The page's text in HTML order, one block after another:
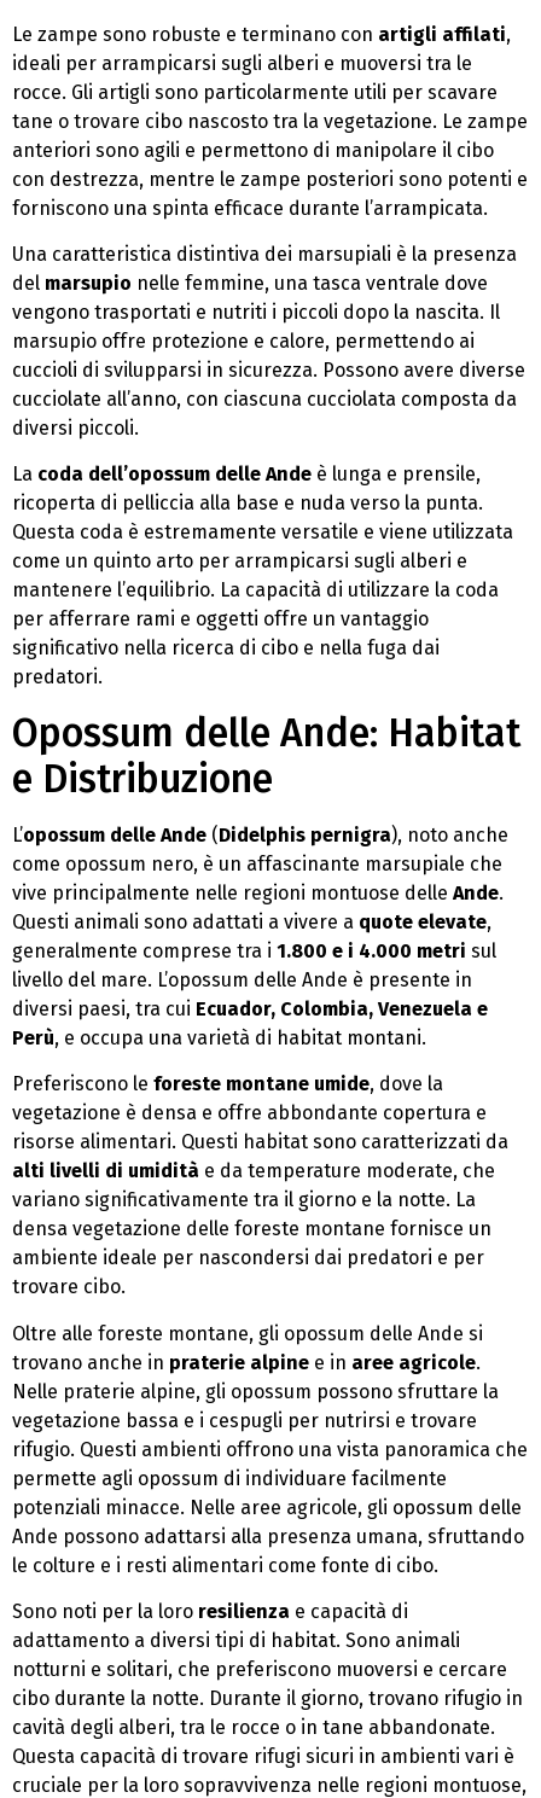
Le zampe sono robuste e terminano con artigli affilati,
ideali per arrampicarsi sugli alberi e muoversi tra le
rocce. Gli artigli sono particolarmente utili per scavare
tane o trovare cibo nascosto tra la vegetazione. Le zampe
anteriori sono agili e permettono di manipolare il cibo
con destrezza, mentre le zampe posteriori sono potenti e
forniscono una spinta efficace durante l’arrampicata.
Una caratteristica distintiva dei marsupiali è la presenza
del marsupio nelle femmine, una tasca ventrale dove
vengono trasportati e nutriti i piccoli dopo la nascita. Il
marsupio offre protezione e calore, permettendo ai
cuccioli di svilupparsi in sicurezza. Possono avere diverse
cucciolate all’anno, con ciascuna cucciolata composta da
diversi piccoli.
La coda dell’opossum delle Ande è lunga e prensile,
ricoperta di pelliccia alla base e nuda verso la punta.
Questa coda è estremamente versatile e viene utilizzata
come un quinto arto per arrampicarsi sugli alberi e
mantenere l’equilibrio. La capacità di utilizzare la coda
per afferrare rami e oggetti offre un vantaggio
significativo nella ricerca di cibo e nella fuga dai
predatori.
Opossum delle Ande: Habitat
e Distribuzione
L’opossum delle Ande (Didelphis pernigra), noto anche
come opossum nero, è un affascinante marsupiale che
vive principalmente nelle regioni montuose delle Ande.
Questi animali sono adattati a vivere a quote elevate,
generalmente comprese tra i 1.800 e i 4.000 metri sul
livello del mare. L’opossum delle Ande è presente in
diversi paesi, tra cui Ecuador, Colombia, Venezuela e
Perù, e occupa una varietà di habitat montani.
Preferiscono le foreste montane umide, dove la
vegetazione è densa e offre abbondante copertura e
risorse alimentari. Questi habitat sono caratterizzati da
alti livelli di umidità e da temperature moderate, che
variano significativamente tra il giorno e la notte. La
densa vegetazione delle foreste montane fornisce un
ambiente ideale per nascondersi dai predatori e per
trovare cibo.
Oltre alle foreste montane, gli opossum delle Ande si
trovano anche in praterie alpine e in aree agricole.
Nelle praterie alpine, gli opossum possono sfruttare la
vegetazione bassa e i cespugli per nutrirsi e trovare
rifugio. Questi ambienti offrono una vista panoramica che
permette agli opossum di individuare facilmente
potenziali minacce. Nelle aree agricole, gli opossum delle
Ande possono adattarsi alla presenza umana, sfruttando
le colture e i resti alimentari come fonte di cibo.
Sono noti per la loro resilienza e capacità di
adattamento a diversi tipi di habitat. Sono animali
notturni e solitari, che preferiscono muoversi e cercare
cibo durante la notte. Durante il giorno, trovano rifugio in
cavità degli alberi, tra le rocce o in tane abbandonate.
Questa capacità di trovare rifugi sicuri in ambienti vari è
cruciale per la loro sopravvivenza nelle regioni montuose,